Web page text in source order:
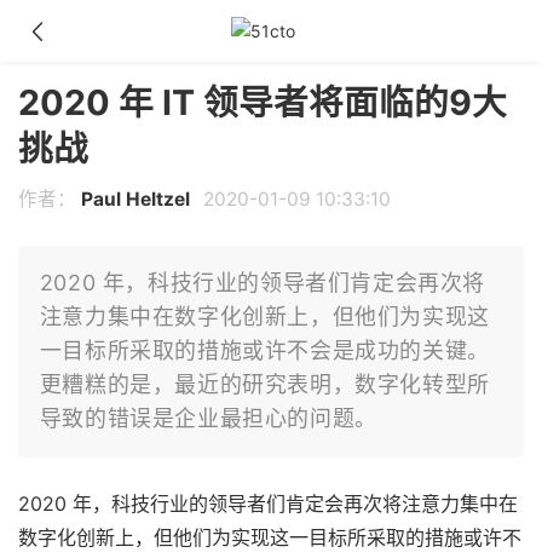
2020 年 IT 领导者将面临的9大
挑战
作者： Paul Heltzel 2020-01-09 10:33:10
2020 年，科技行业的领导者们肯定会再次将
注意力集中在数字化创新上，但他们为实现这
一目标所采取的措施或许不会是成功的关键。
更糟糕的是，最近的研究表明，数字化转型所
导致的错误是企业最担心的问题。
2020 年，科技行业的领导者们肯定会再次将注意力集中在
数字化创新上，但他们为实现这一目标所采取的措施或许不